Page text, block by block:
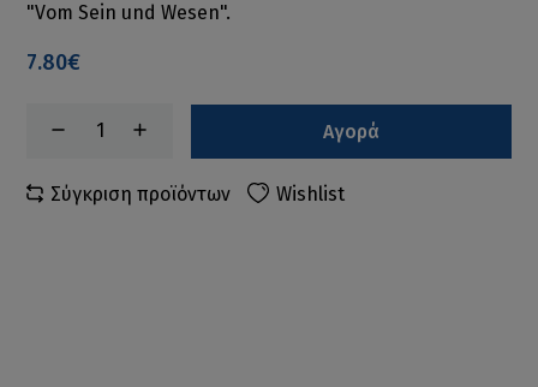
"Vom Sein und Wesen".
7.80€
Αγορά
Σύγκριση προϊόντων Wishlist